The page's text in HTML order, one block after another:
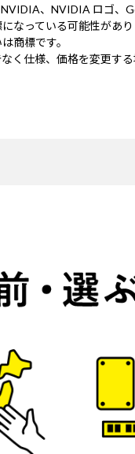
、NVIDIA ロゴ、
なっている可能性があり
商標です。
く仕様、価格を変更す